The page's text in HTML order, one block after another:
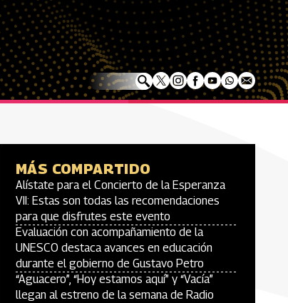
MÁS COMPARTIDO
Alístate para el Concierto de la Esperanza
VII: Estas son todas las recomendaciones
para que disfrutes este evento
Evaluación con acompañamiento de la
UNESCO destaca avances en educación
durante el gobierno de Gustavo Petro
“Aguacero”, “Hoy estamos aquí” y “Vacía”
llegan al estreno de la semana de Radio